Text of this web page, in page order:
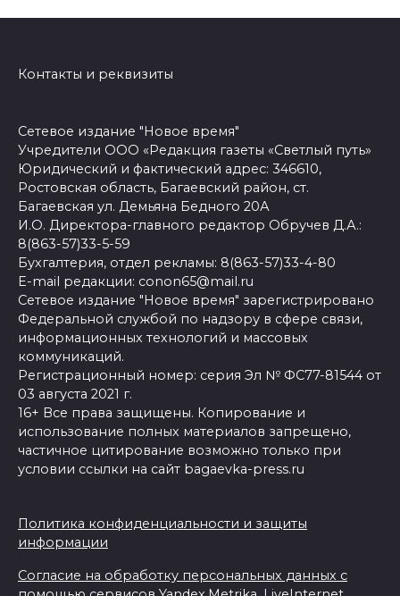
Контакты и реквизиты
Сетевое издание "Новое время"
Учредители ООО «Редакция газеты «Светлый путь»
Юридический и фактический адрес: 346610,
Ростовская область, Багаевский район, ст.
Багаевская ул. Демьяна Бедного 20А
И.О. Директора-главного редактор Обручев Д.А.:
8(863-57)33-5-59
Бухгалтерия, отдел рекламы: 8(863-57)33-4-80
E-mail редакции: conon65@mail.ru
Сетевое издание "Новое время" зарегистрировано
Федеральной службой по надзору в сфере связи,
информационных технологий и массовых
коммуникаций.
Регистрационный номер: серия Эл № ФС77-81544 от
03 августа 2021 г.
16+ Все права защищены. Копирование и
использование полных материалов запрещено,
частичное цитирование возможно только при
условии ссылки на сайт bagaevka-press.ru
Политика конфиденциальности и защиты
информации
Согласие на обработку персональных данных с